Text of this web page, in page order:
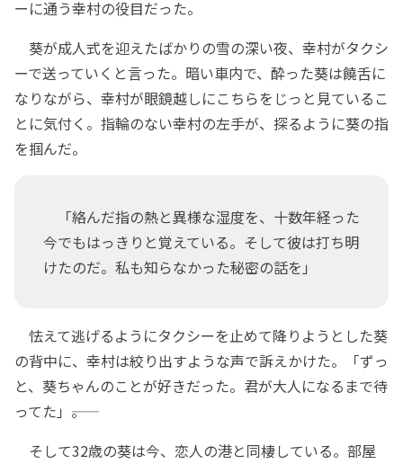
ーに通う幸村の役目だった。
葵が成人式を迎えたばかりの雪の深い夜、幸村がタクシ
ーで送っていくと言った。暗い車内で、酔った葵は饒舌に
なりながら、幸村が眼鏡越しにこちらをじっと見ているこ
とに気付く。指輪のない幸村の左手が、探るように葵の指
を掴んだ。
「絡んだ指の熱と異様な湿度を、十数年経った
今でもはっきりと覚えている。そして彼は打ち明
けたのだ。私も知らなかった秘密の話を」
怯えて逃げるようにタクシーを止めて降りようとした葵
の背中に、幸村は絞り出すような声で訴えかけた。「ずっ
と、葵ちゃんのことが好きだった。君が大人になるまで待
ってた」――。
そして32歳の葵は今、恋人の港と同棲している。部屋